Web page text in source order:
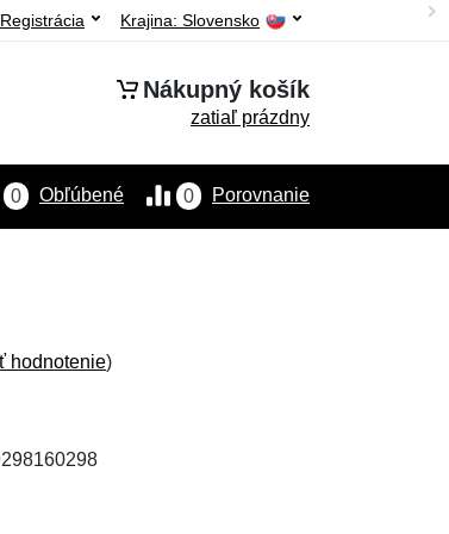
Krajina: Slovensko
Nákupný košík
zatiaľ prázdny
0 Porovnanie
0 Obľúbené
hodnotenie)